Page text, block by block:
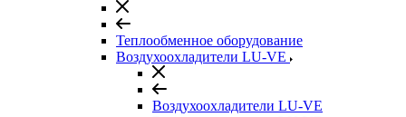
Теплообменное оборудование
Воздухоохладители LU-VE
Воздухоохладители LU-VE